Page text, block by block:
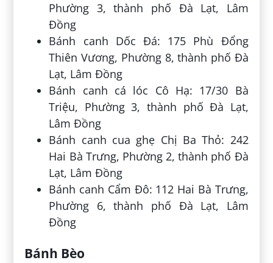
Phường 3, thành phố Đà Lạt, Lâm
Đồng
Bánh canh Dốc Đá: 175 Phù Đổng
Thiên Vương, Phường 8, thành phố Đà
Lạt, Lâm Đồng
Bánh canh cá lóc Cô Hạ: 17/30 Bà
Triệu, Phường 3, thành phố Đà Lạt,
Lâm Đồng
Bánh canh cua ghẹ Chị Ba Thỏ: 242
Hai Bà Trưng, Phường 2, thành phố Đà
Lạt, Lâm Đồng
Bánh canh Cẩm Đô: 112 Hai Bà Trưng,
Phường 6, thành phố Đà Lạt, Lâm
Đồng
Bánh Bèo